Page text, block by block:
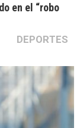
en el “robo
DEPORTES